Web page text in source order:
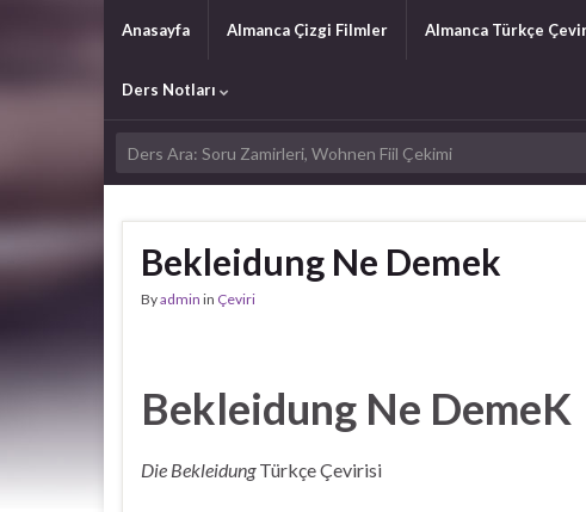
Anasayfa Almanca Çizgi Filmler Almanca Türkçe
Ders Notları
Bekleidung Ne Demek
Byadmin in Çeviri
Bekleidung Ne DemeK
Die BekleidungTürkçe Çevirisi